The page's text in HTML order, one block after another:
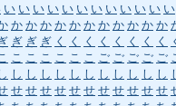
い い い い い い い い い い い い
か か か か か か か か か か か
ぎ ぎ ぎ く く く く く く く く
こ こ こ こ こ こ こ ご ご ご ご ご
し し し し し し し し し し し
せ せ せ せ せ せ せ せ せ せ せ